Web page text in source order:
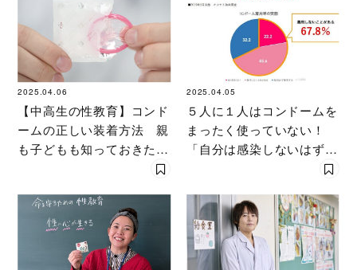
2025.04.06
【中高生の性教育】コンド
ームの正しい装着方法 親
も子どもも知っておきたい
〔わかりやすい動画付き〕
2025.04.05
５人に１人はコンドームを
まったく使っていない！
「自分は感染しないはず」
危機意識の低さの現れも
が性感染症から守る挑戦と
は？